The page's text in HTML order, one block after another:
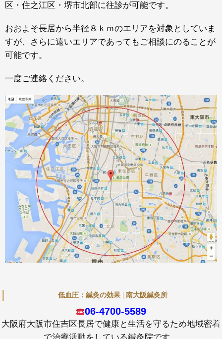
区・住之江区・堺市北部に往診が可能です。
おおよそ長居から半径８ｋｍのエリアを対象としていま
すが、さらに遠いエリアであってもご相談にのることが
可能です。
一度ご連絡ください。
低血圧：鍼灸の効果 | 南大阪鍼灸所
06-4700-5589
大阪府大阪市住吉区長居で健康と生活を守るため地域密着